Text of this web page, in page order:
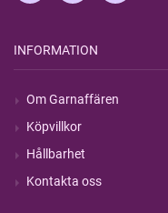
INFORMATION
Om Garnaffären
Köpvillkor
Hållbarhet
Kontakta oss